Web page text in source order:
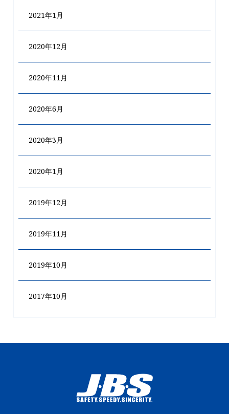
2021年1月
2020年12月
2020年11月
2020年6月
2020年3月
2020年1月
2019年12月
2019年11月
2019年10月
2017年10月